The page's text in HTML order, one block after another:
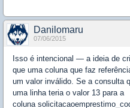
Danilomaru
07/06/2015
Isso é intencional — a ideia de
que uma coluna que faz
um valor inválido. Se a consulta
uma linha teria o valor 13 para a
coluna